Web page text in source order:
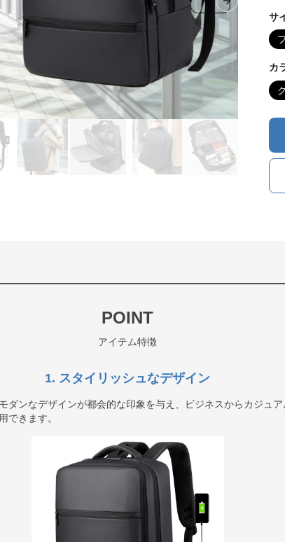
Next slide
サ
カ
POINT
アイテム特徴
1. スタイリッシュなデザイン
ダンなデザインが都会的な印象を与え、ビジネスからカジュア
できます。